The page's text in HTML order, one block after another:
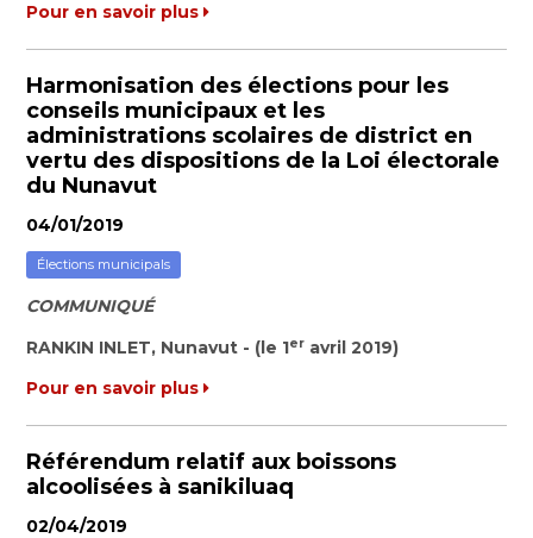
Pour en savoir plus
Harmonisation des élections pour les
conseils municipaux et les
administrations scolaires de district en
vertu des dispositions de la Loi électorale
du Nunavut
04/01/2019
Élections municipals
COMMUNIQUÉ
RANKIN INLET, Nunavut - (le 1er avril 2019)
Pour en savoir plus
Référendum relatif aux boissons
alcoolisées à sanikiluaq
02/04/2019